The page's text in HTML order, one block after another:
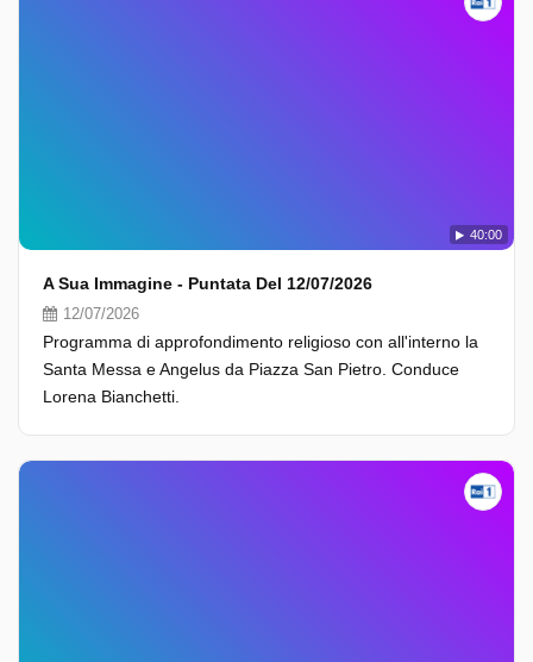
40:00
A Sua Immagine - Puntata Del 12/07/2026
12/07/2026
Programma di approfondimento religioso con all'interno la
Santa Messa e Angelus da Piazza San Pietro. Conduce
Lorena Bianchetti.